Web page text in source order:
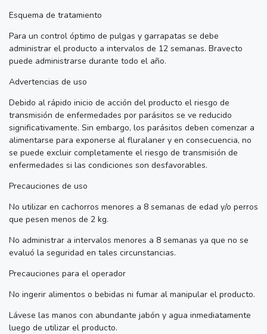
Esquema de tratamiento
Para un control óptimo de pulgas y garrapatas se debe
administrar el producto a intervalos de 12 semanas. Bravecto
puede administrarse durante todo el año.
Advertencias de uso
Debido al rápido inicio de acción del producto el riesgo de
transmisión de enfermedades por parásitos se ve reducido
significativamente. Sin embargo, los parásitos deben comenzar a
alimentarse para exponerse al fluralaner y en consecuencia, no
se puede excluir completamente el riesgo de transmisión de
enfermedades si las condiciones son desfavorables.
Precauciones de uso
No utilizar en cachorros menores a 8 semanas de edad y/o perros
que pesen menos de 2 kg.
No administrar a intervalos menores a 8 semanas ya que no se
evaluó la seguridad en tales circunstancias.
Precauciones para el operador
No ingerir alimentos o bebidas ni fumar al manipular el producto.
Lávese las manos con abundante jabón y agua inmediatamente
luego de utilizar el producto.